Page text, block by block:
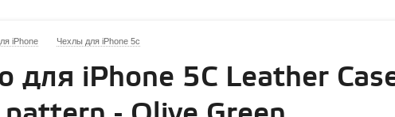
iPhone Чехлы для iPhone 5c
для iPhone 5C Leather